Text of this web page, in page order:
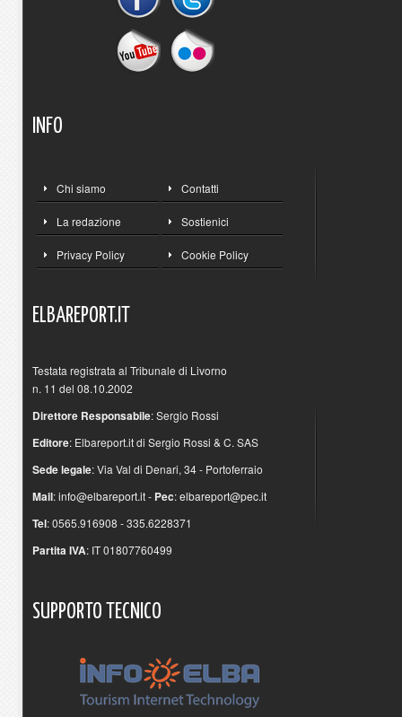
INFO
Chi siamo Contatti
La redazione Sostienici
Privacy Policy Cookie Policy
ELBAREPORT.IT
Testata registrata al Tribunale di Livorno
n. 11 del 08.10.2002
Direttore Responsabile: Sergio Rossi
Editore: Elbareport.it di Sergio Rossi & C. SAS
Sede legale: Via Val di Denari, 34 - Portoferraio
Mail:info@elbareport.it- Pec:elbareport@pec.it
Tel: 0565.916908 - 335.6228371
Partita IVA: IT 01807760499
SUPPORTO TECNICO